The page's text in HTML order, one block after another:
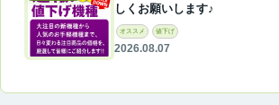
しくお願いします♪
オススメ 値下げ
2026.08.07